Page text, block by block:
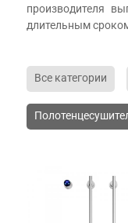
производителя
длительным
Все категории